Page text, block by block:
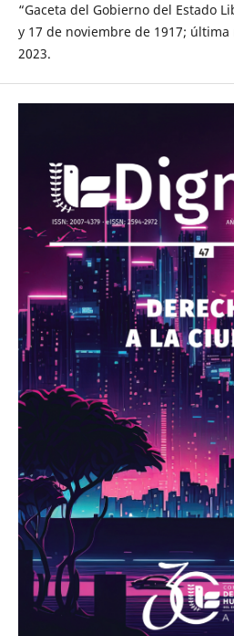
“Gaceta del Gobierno del Estado
y 17 de noviembre de 1917;
2023.